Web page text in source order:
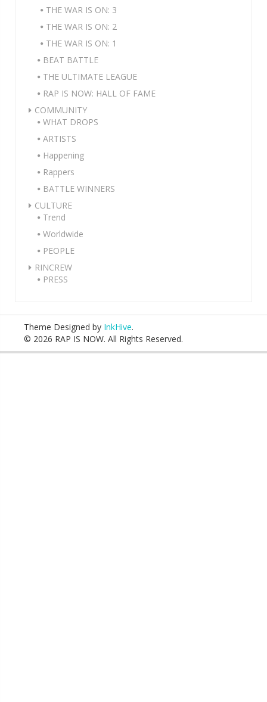
THE WAR IS ON: 3
THE WAR IS ON: 2
THE WAR IS ON: 1
BEAT BATTLE
THE ULTIMATE LEAGUE
RAP IS NOW: HALL OF FAME
COMMUNITY
WHAT DROPS
ARTISTS
Happening
Rappers
BATTLE WINNERS
CULTURE
Trend
Worldwide
PEOPLE
RINCREW
PRESS
Theme Designed by InkHive.
© 2026 RAP IS NOW. All Rights Reserved.